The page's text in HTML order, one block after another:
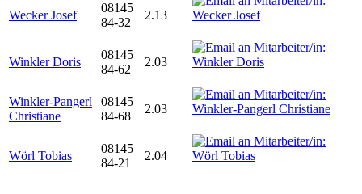
Wecker Josef
08145
84-32
2.13
Winkler Doris
08145
84-62
2.03
Winkler-Pangerl
Christiane
08145
84-68
2.03
Wörl Tobias
08145
84-21
2.04